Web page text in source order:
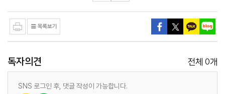
독자의견 전체 0개
SNS 로그인 후, 댓글 작성이 가능합니다.